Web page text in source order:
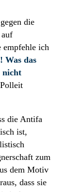
die
empfehle ich
Was das
nicht
die Antifa
ist,
zum
dem Motiv
dass sie